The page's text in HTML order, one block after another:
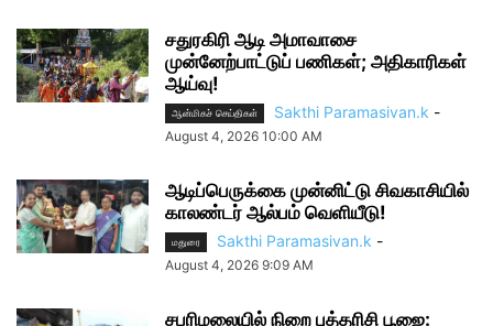
சதுரகிரி ஆடி அமாவாசை
முன்னேற்பாட்டுப் பணிகள்; அதிகாரிகள்
ஆய்வு!
ஆன்மிகச் செய்திகள் Sakthi Paramasivan.k -
August 4, 2026 10:00 AM
ஆடிப்பெருக்கை முன்னிட்டு சிவகாசியில்
காலண்டர் ஆல்பம் வெளியீடு!
மதுரை Sakthi Paramasivan.k -
August 4, 2026 9:09 AM
சபரிமலையில் நிறை புத்தரிசி பூஜை: